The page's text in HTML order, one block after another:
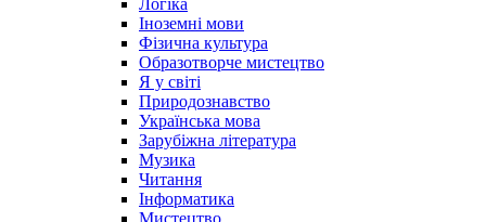
Логіка
Іноземні мови
Фізична культура
Образотворче мистецтво
Я у світі
Природознавство
Українська мова
Зарубіжна література
Музика
Читання
Інформатика
Мистецтво